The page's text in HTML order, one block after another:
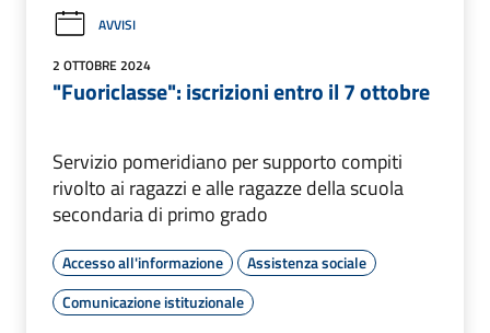
AVVISI
2 OTTOBRE 2024
"Fuoriclasse": iscrizioni entro il 7 ottobre
Servizio pomeridiano per supporto compiti
rivolto ai ragazzi e alle ragazze della scuola
secondaria di primo grado
Accesso all'informazione
Assistenza sociale
Comunicazione istituzionale